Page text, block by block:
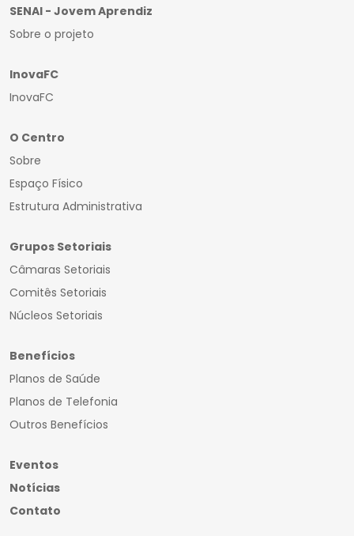
SENAI - Jovem Aprendiz
Sobre o projeto
InovaFC
InovaFC
O Centro
Sobre
Espaço Físico
Estrutura Administrativa
Grupos Setoriais
Câmaras Setoriais
Comitês Setoriais
Núcleos Setoriais
Benefícios
Planos de Saúde
Planos de Telefonia
Outros Benefícios
Eventos
Notícias
Contato